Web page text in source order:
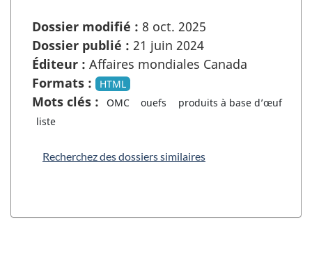
Dossier modifié : 8 oct. 2025
Dossier publié : 21 juin 2024
Éditeur : Affaires mondiales Canada
Formats :
HTML
Mots clés : OMC ouefs
produits à base d’œuf
liste
Recherchez des dossiers similaires